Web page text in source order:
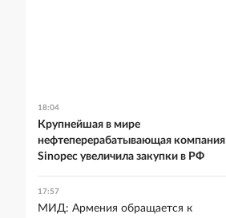
18:04
Крупнейшая в мире
нефтеперерабатывающая компания
Sinopec увеличила закупки в РФ
17:57
МИД: Армения обращается к